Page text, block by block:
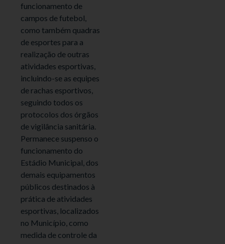
funcionamento de
campos de futebol,
como também quadras
de esportes para a
realização de outras
atividades esportivas,
incluindo-se as equipes
de rachas esportivos,
seguindo todos os
protocolos dos órgãos
de vigilância sanitária.
Permanece suspenso o
funcionamento do
Estádio Municipal, dos
demais equipamentos
públicos destinados à
prática de atividades
esportivas, localizados
no Município, como
medida de controle da